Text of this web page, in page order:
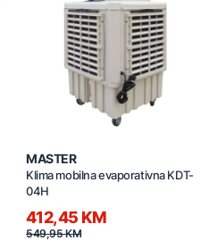
MASTER
Klima mobilna evaporativna KDT-
04H
412,45 KM
549,95 KM